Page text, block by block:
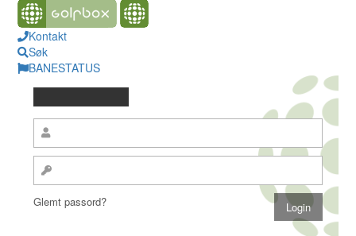
Kontakt
Søk
BANESTATUS
Glemt passord?